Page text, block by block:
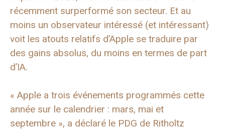
récemment surperformé son secteur. Et au
moins un observateur intéressé (et intéressant)
voit les atouts relatifs d’Apple se traduire par
des gains absolus, du moins en termes de part
d’IA.
« Apple a trois événements programmés cette
année sur le calendrier : mars, mai et
septembre », a déclaré le PDG de Ritholtz